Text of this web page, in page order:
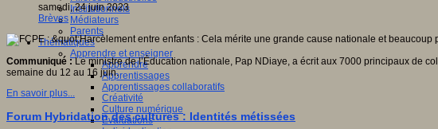
Institutionnels
Médiateurs
Parents
Thématiques
Apprendre et enseigner
Apprendre
Apprentissages
Apprentissages collaboratifs
Créativité
Culture numérique
Evaluations
samedi, 24 juin 2023
Brèves
Communiqué :Le ministre de l’Éducation nationale, Pap NDiaye, a écrit aux 7000 principaux de
semaine du 12 au 16 juin.
En savoir plus...
Forum Hybridation des cultures : Identités métissées